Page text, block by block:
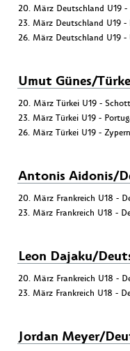
20. März Deutschland U19 -
23. März Deutschland U19 -
26. März Deutschland U19
Umut Günes/
20. März Türkei U19 -
23. März Türkei U19 -
26. März Türkei U19 -
Antonis Aidonis/
20. März Frankreich U18 -
23. März Frankreich U18 -
Leon Dajaku/
20. März Frankreich U18 -
23. März Frankreich U18 -
Jordan Meyer/